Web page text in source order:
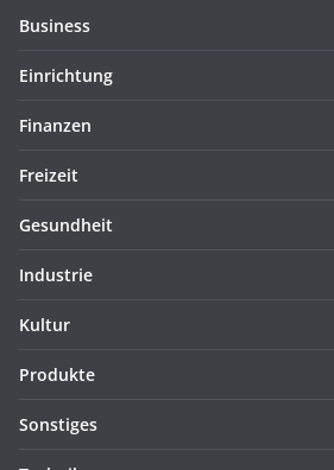
Business
Einrichtung
Finanzen
Freizeit
Gesundheit
Industrie
Kultur
Produkte
Sonstiges